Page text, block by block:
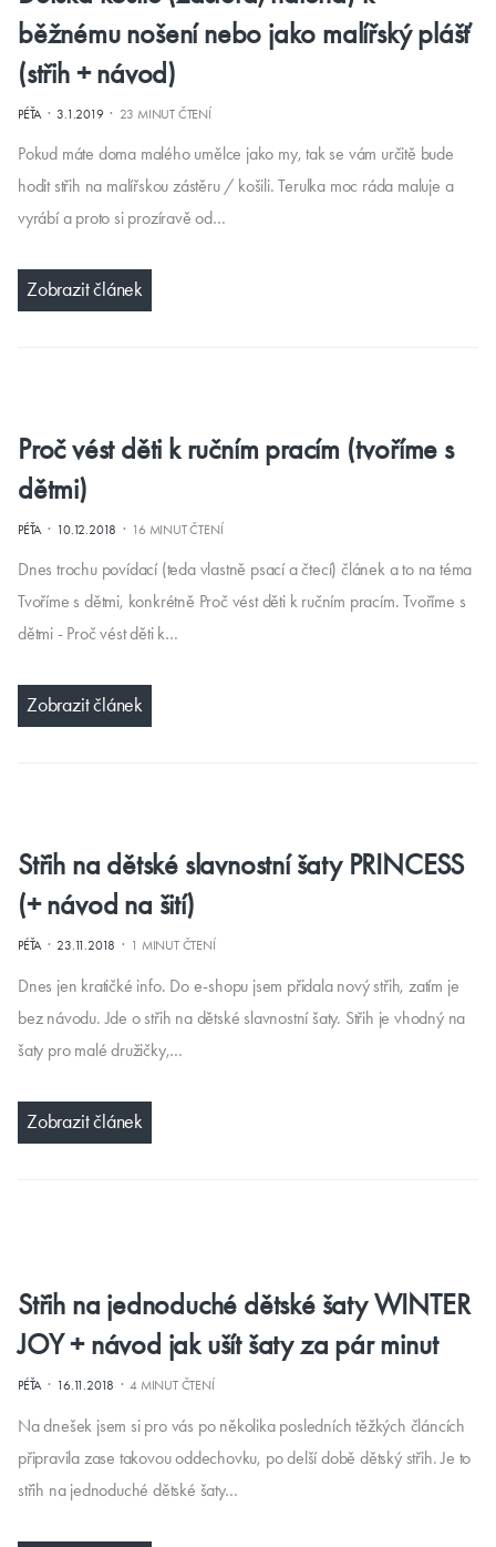
běžnému nošení nebo jako malířský plášť
(střih + návod)
PÉŤA·3.1.2019· 23 MINUT ČTENÍ
Pokud máte doma malého umělce jako my, tak se vám určitě bude
hodit střih na malířskou zástěru / košili. Terulka moc ráda maluje a
vyrábí a proto si prozíravě od…
Zobrazit článek
Proč vést děti k ručním pracím (tvoříme s
dětmi)
PÉŤA· 10.12.2018 · 16 MINUT ČTENÍ
Dnes trochu povídací (teda vlastně psací a čtecí) článek a to na téma
Tvoříme s dětmi, konkrétně Proč vést děti k ručním pracím. Tvoříme s
dětmi - Proč vést děti k…
Zobrazit článek
Střih na dětské slavnostní šaty PRINCESS
(+ návod na šití)
PÉŤA· 23.11.2018 · 1 MINUT ČTENÍ
Dnes jen kratičké info. Do e-shopu jsem přidala nový střih, zatím je
bez návodu. Jde o střih na dětské slavnostní šaty. Střih je vhodný na
šaty pro malé družičky,…
Zobrazit článek
Střih na jednoduché dětské šaty WINTER
JOY + návod jak ušít šaty za pár minut
PÉŤA· 16.11.2018 ·4 MINUT ČTENÍ
Na dnešek jsem si pro vás po několika posledních těžkých článcích
připravila zase takovou oddechovku, po delší době dětský střih. Je to
střih na jednoduché dětské šaty…